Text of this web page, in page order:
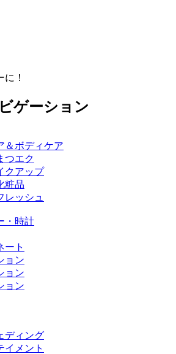
！
ゲーション
＆ボディケア
つエク
クアップ
粧品
レッシュ
・時計
ート
ョン
ョン
ョン
ディング
イメント